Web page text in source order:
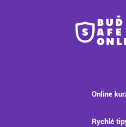
Online
Rychlé